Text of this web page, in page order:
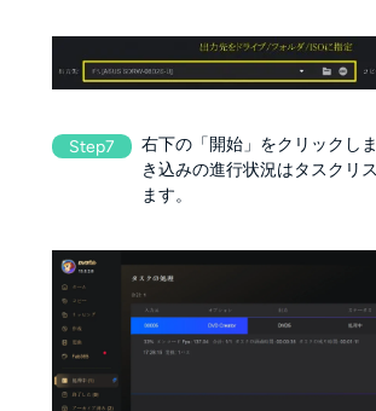
Step7
右下の「開始」をクリックし
き込みの進行状況はタスクリ
ます。